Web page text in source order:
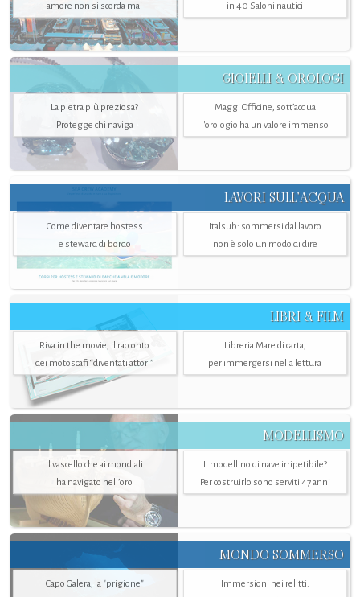
amore non si scorda mai
in 40 Saloni nautici
GIOIELLI & OROLOGI
La pietra più preziosa?
Protegge chi naviga
Maggi Officine, sott’acqua
l'orologio ha un valore immenso
LAVORI SULL’ACQUA
Come diventare hostess
e steward di bordo
Italsub: sommersi dal lavoro
non è solo un modo di dire
LIBRI & FILM
Riva in the movie, il racconto
dei motoscafi “diventati attori”
Libreria Mare di carta,
per immergersi nella lettura
MODELLISMO
Il vascello che ai mondiali
ha navigato nell’oro
Il modellino di nave irripetibile?
Per costruirlo sono serviti 47 anni
MONDO SOMMERSO
Capo Galera, la "prigione"
Immersioni nei relitti: